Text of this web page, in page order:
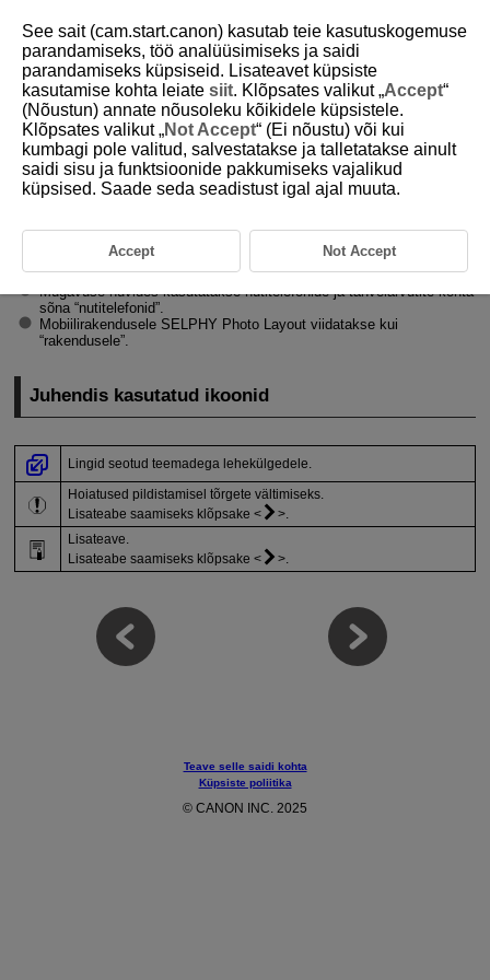
D338-005
Teave selle juhendi kohta
Juhendis kasutatud ikoonid
Käesolevas juhendis viidatakse printerile kui “SELPHY-printerile” või
Selles juhendis toodud juhised kehtivad vaikeseadetega printeri
kohta.
Mugavuse huvides kasutatakse nutitelefonide ja tahvelarvutite kohta
sõna “nutitelefonid”.
Mobiilirakendusele SELPHY Photo Layout viidatakse kui
“rakendusele”.
Juhendis kasutatud ikoonid
Lingid seotud teemadega lehekülgedele.
Hoiatused pildistamisel tõrgete vältimiseks.
Lisateabe saamiseks klõpsake
.
Lisateave.
Lisateabe saamiseks klõpsake
.
Teave selle saidi kohta
Küpsiste poliitika
© CANON INC. 2025
See sait (cam.start.canon) kasutab teie kasutuskogemuse
parandamiseks, töö analüüsimiseks ja saidi
parandamiseks küpsiseid. Lisateavet küpsiste
kasutamise kohta leiate siit. Klõpsates valikut „Accept“
(Nõustun) annate nõusoleku kõikidele küpsistele.
Klõpsates valikut „Not Accept“ (Ei nõustu) või kui
kumbagi pole valitud, salvestatakse ja talletatakse ainult
saidi sisu ja funktsioonide pakkumiseks vajalikud
küpsised. Saade seda seadistust igal ajal muuta.
Accept Not Accept